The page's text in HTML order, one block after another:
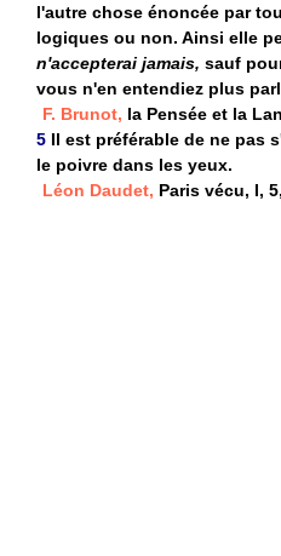
l'autre chose énoncée par
logiques ou non. Ainsi elle
n'accepterai jamais, sauf
vous n'en entendiez plus
F. Brunot, la Pensée et la
5 Il est préférable de ne pas
le poivre dans les yeux.
Léon Daudet, Paris vécu, I, 5,